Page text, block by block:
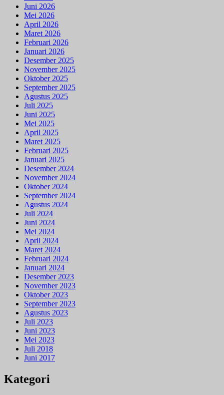
Juni 2026
Mei 2026
April 2026
Maret 2026
Februari 2026
Januari 2026
Desember 2025
November 2025
Oktober 2025
September 2025
Agustus 2025
Juli 2025
Juni 2025
Mei 2025
April 2025
Maret 2025
Februari 2025
Januari 2025
Desember 2024
November 2024
Oktober 2024
September 2024
Agustus 2024
Juli 2024
Juni 2024
Mei 2024
April 2024
Maret 2024
Februari 2024
Januari 2024
Desember 2023
November 2023
Oktober 2023
September 2023
Agustus 2023
Juli 2023
Juni 2023
Mei 2023
Juli 2018
Juni 2017
Kategori